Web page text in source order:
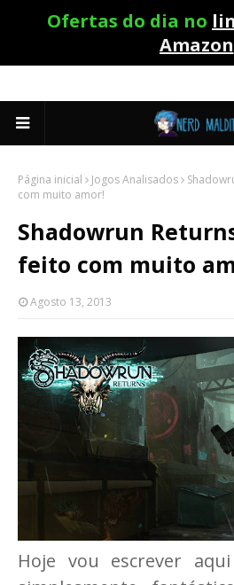
Ofertas do dia no
Amazon
Página inicial Jogos Analisados
com muito amor!
Shadowrun
feito com muito
Agosto 13, 2013
Hoje vou escrever